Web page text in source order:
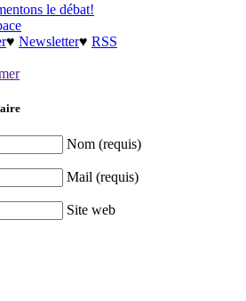
le débat!
♥ Newsletter♥ RSS
Nom (requis)
Mail (requis)
Site web